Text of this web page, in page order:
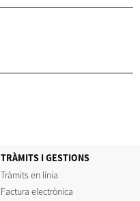
TRÀMITS I GESTIONS
Tràmits en línia
Factura electrònica